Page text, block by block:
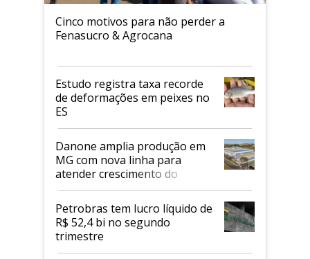
Cinco motivos para não perder a
Fenasucro & Agrocana
Estudo registra taxa recorde
de deformações em peixes no
ES
Danone amplia produção em
MG com nova linha para
atender crescimento do
mercado de alimentos
proteicos
Petrobras tem lucro líquido de
R$ 52,4 bi no segundo
trimestre